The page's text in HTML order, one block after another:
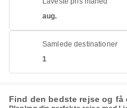
aug.
Samlede destinationer
1
Find den bedste rejse og